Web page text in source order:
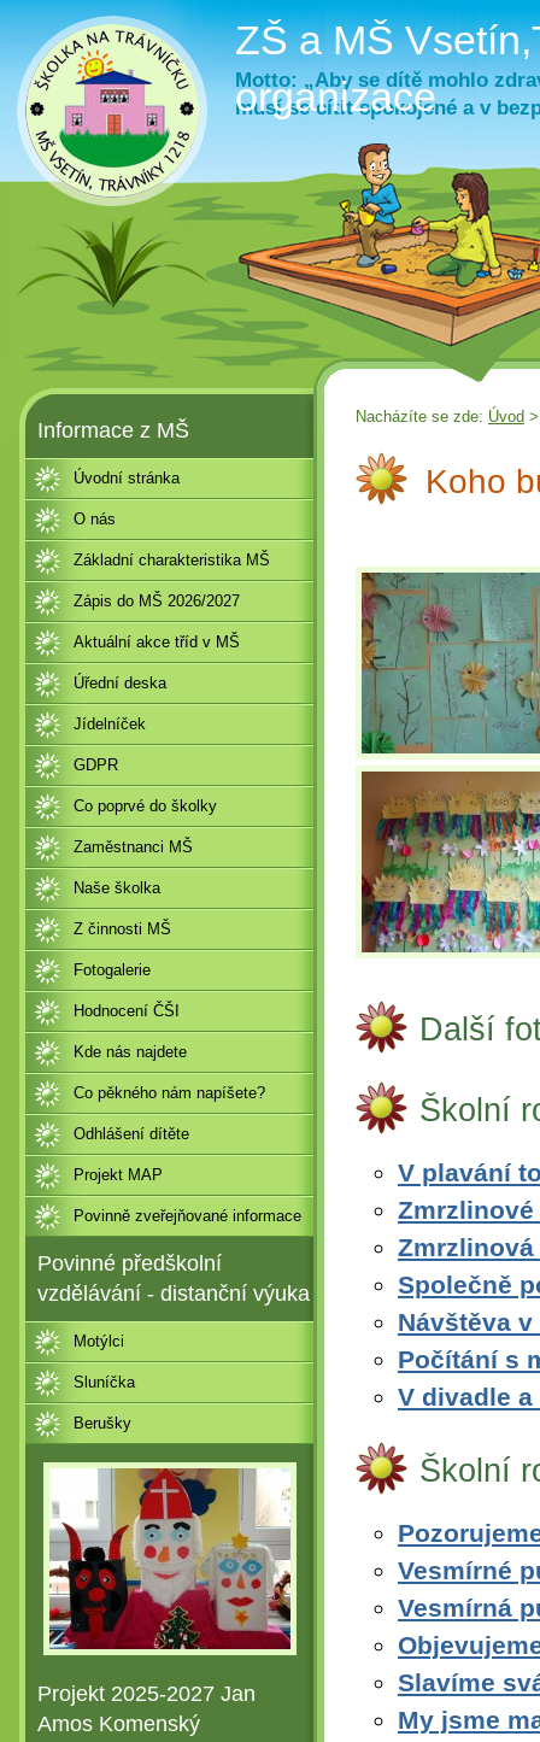
ZŠ a MŠ
organizace
Motto: „Aby se dítě mohlo
musí se cítit spokojené a v
Nacházíte se zde: Úvod
Informace z MŠ
Úvodní stránka
O nás
Základní charakteristika MŠ
Zápis do MŠ 2026/2027
Aktuální akce tříd v MŠ
Úřední deska
Jídelníček
GDPR
Co poprvé do školky
Zaměstnanci MŠ
Naše školka
Z činnosti MŠ
Fotogalerie
Hodnocení ČŠI
Kde nás najdete
Co pěkného nám napíšete?
Odhlášení dítěte
Projekt MAP
Povinně zveřejňované informace
Povinné předškolní
vzdělávání - distanční výuka
Motýlci
Sluníčka
Berušky
Projekt 2025-2027 Jan
Amos Komenský
Koho
Další
Školní
V plavání
Společně
Návštěva
Počítání s
V divadle
Školní
Vesmírné
Vesmírná
Slavíme
My jsme